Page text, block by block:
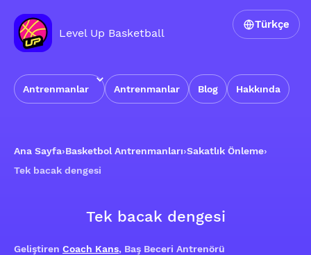
Level Up Basketball
Antrenmanlar Antrenmanlar Blog Hakkında
Türkçe
Ana Sayfa›Basketbol Antrenmanları›Sakatlık Önleme›
Tek bacak dengesi
Tek bacak dengesi
Geliştiren Coach Kans, Baş Beceri Antrenörü